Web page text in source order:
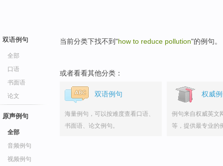
双语例句
全部
口语
书面语
论文
原声例句
全部
音频例句
视频例句
当前分类下找不到"how to reduce pollution"的例句。
或者看看其他分类：
双语例句
海量例句，可以按难度查看口语、
书面语、论文例句。
权威
例句来自权威英文
等，提供最专业的